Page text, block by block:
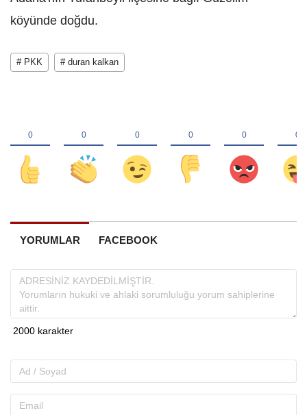
köyünde doğdu.
# PKK # duran kalkan
YORUMLAR FACEBOOK